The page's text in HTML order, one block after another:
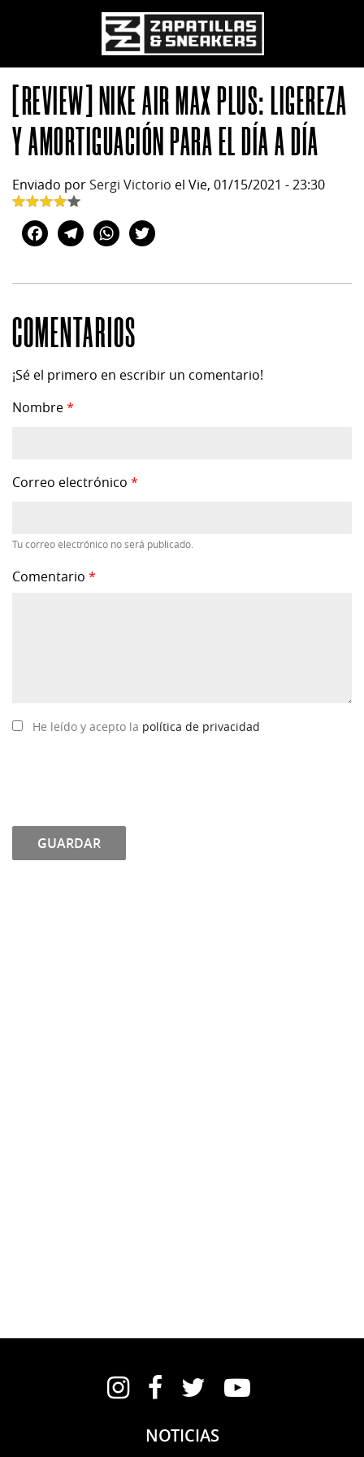
Pasar al contenido principal
[REVIEW] NIKE AIR MAX PLUS: LIGEREZA
Y AMORTIGUACIÓN PARA EL DÍA A DÍA
Enviado porSergi Victorio el Vie, 01/15/2021 - 23:30
Facebook
Telegram
WhatsApp
COMENTARIOS
¡Sé el primero en escribir un comentario!
Nombre*
Correo electrónico *
Tu correo electrónico no será publicado.
Comentario *
He leído y acepto la política de privacidad
Instagram
Facebook
Twitter
NOTICIAS